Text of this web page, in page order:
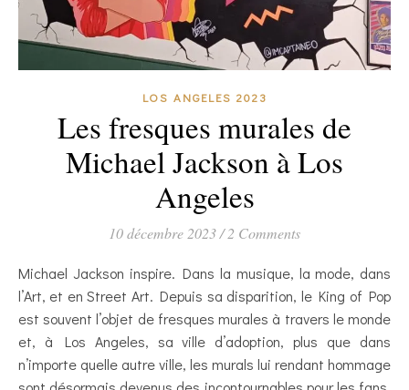
LOS ANGELES 2023
Les fresques murales de
Michael Jackson à Los
Angeles
10 décembre 2023/ 2 Comments
Michael Jackson inspire. Dans la musique, la mode, dans
l’Art, et en Street Art. Depuis sa disparition, le King of Pop
est souvent l’objet de fresques murales à travers le monde
et, à Los Angeles, sa ville d’adoption, plus que dans
n’importe quelle autre ville, les murals lui rendant hommage